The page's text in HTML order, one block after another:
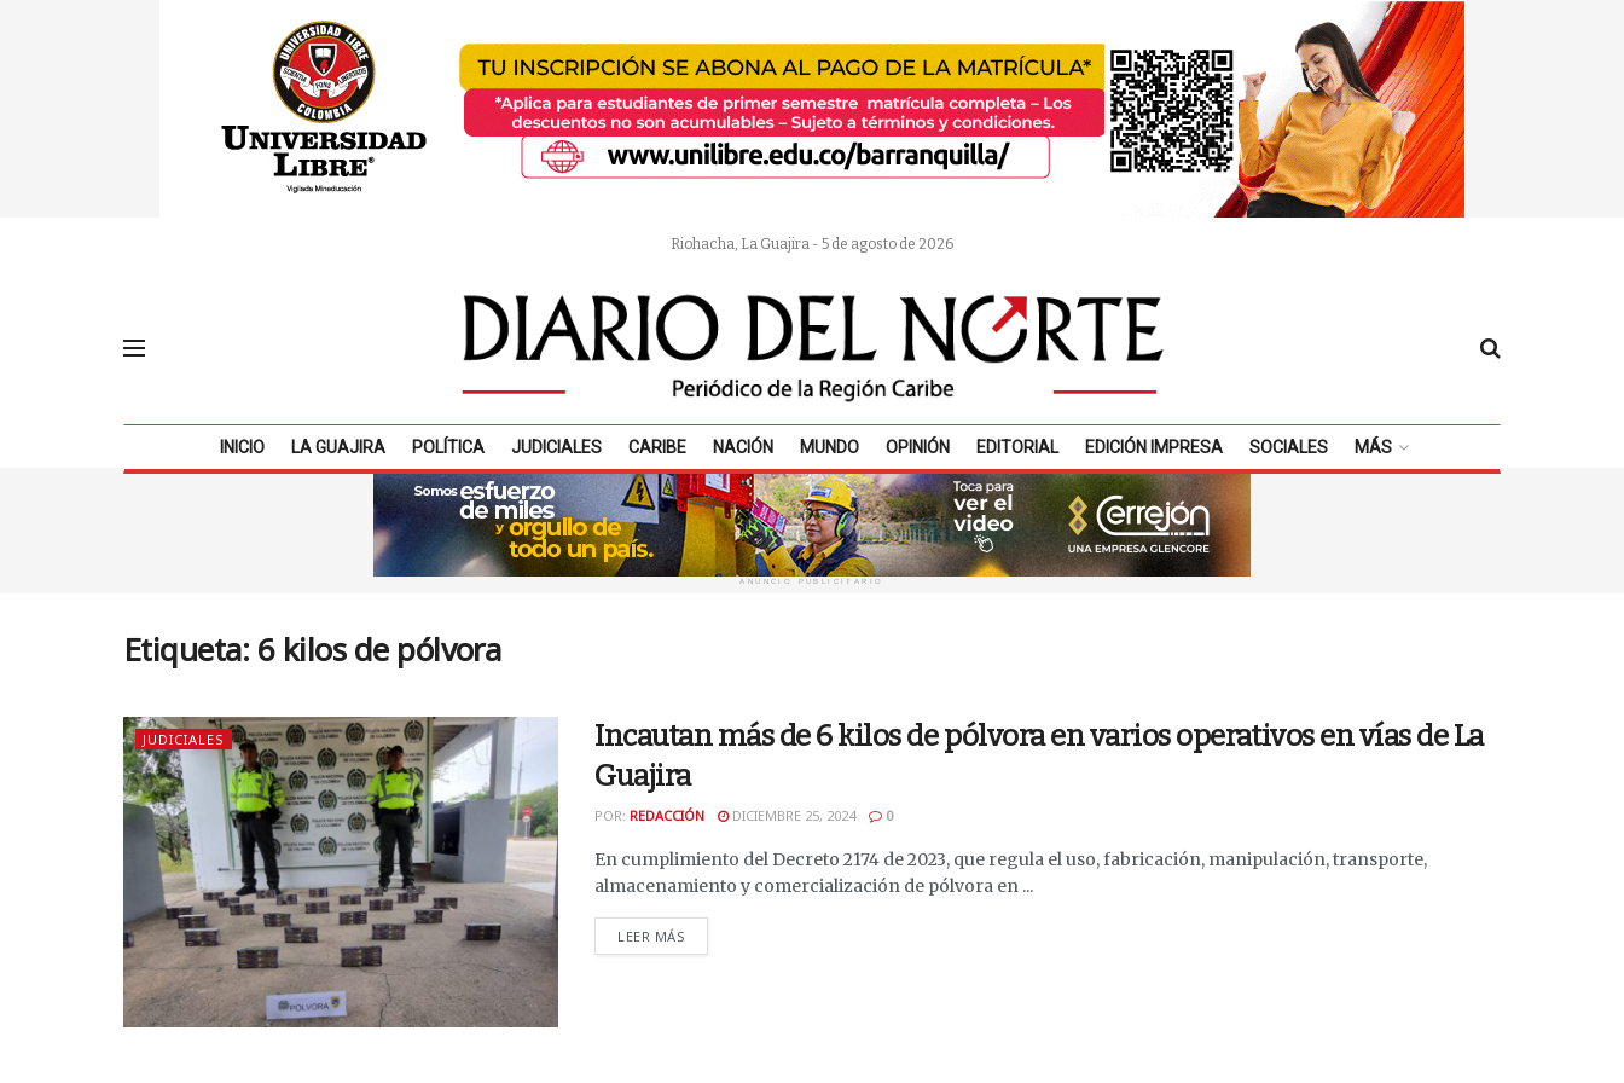
Riohacha, La Guajira - 5 de agosto de 2026
INICIO LA GUAJIRA POLÍTICA JUDICIALES CARIBE NACIÓN MUNDO OPINIÓN EDITORIAL EDICIÓN IMPRESA SOCIALES MÁS
ANUNCIO PUBLICITARIO
Etiqueta: 6 kilos de pólvora
JUDICIALES
Incautan más de 6 kilos de pólvora en varios operativos en vías de La
Guajira
POR: REDACCIÓN DICIEMBRE 25, 2024 0
En cumplimiento del Decreto 2174 de 2023, que regula el uso, fabricación, manipulación, transporte,
almacenamiento y comercialización de pólvora en ...
LEER MÁS